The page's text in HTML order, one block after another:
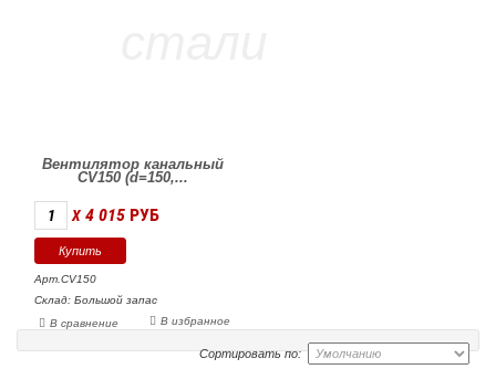
Вентилятор канальный
CV150 (d=150,...
X 4 015 РУБ
Арт.CV150
Склад: Большой запас
В избранное
В сравнение
Сортировать по: